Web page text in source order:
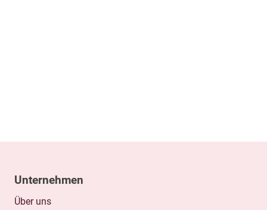
Unternehmen
Über uns